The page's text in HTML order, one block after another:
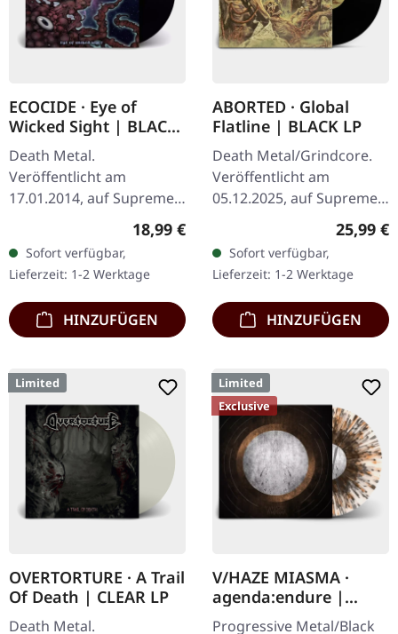
ECOCIDE · Eye of
Wicked Sight | BLACK
LP
Death Metal.
Veröffentlicht am
17.01.2014, auf Supreme
Schwarzes Vinyl, ltd. 200
180g schwarzes Vinyl
Schweres Cover (350g)
mit mattem…
Regulärer Preis:
18,99 €
Sofort verfügbar,
Lieferzeit: 1-2 Werktage
HINZUFÜGEN
ABORTED · Global
Flatline | BLACK LP
Death Metal/Grindcore.
Veröffentlicht am
05.12.2025, auf Supreme
Schwarzes Vinyl im
Gatefold-Cover. Vinyl-
Spezifikationen: ·
Schweres,…
25,99 €
Sofort verfügbar,
Lieferzeit: 1-2 Werktage
HINZUFÜGEN
Limited
OVERTORTURE · A Trail
Of Death | CLEAR LP
Death Metal.
Limited
Exclusive
V/HAZE MIASMA ·
agenda:endure |
SPLATTER LP
Progressive Metal/Black